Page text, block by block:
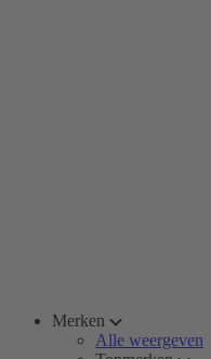
Merken
Alle weergeven